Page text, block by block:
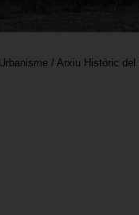
/ Arxiu Històric del